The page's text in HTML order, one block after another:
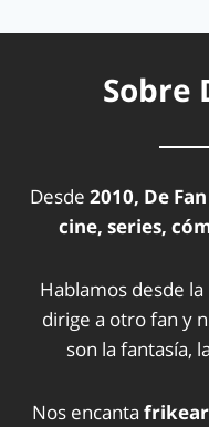
Sobre
Desde 2010, De
cine, series,
Hablamos desde
dirige a otro fan y
son la fantasía,
Nos encanta frikear